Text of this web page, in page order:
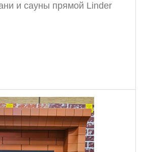
и сауны прямой Linder